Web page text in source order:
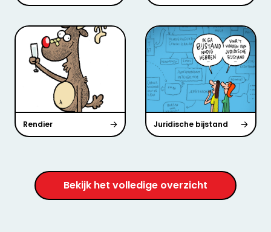
Rendier Juridische bijstand
Bekijk het volledige overzicht